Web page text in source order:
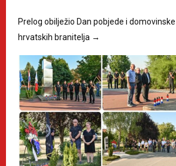
Prelog obilježio Dan pobjede i
hrvatskih branitelja →